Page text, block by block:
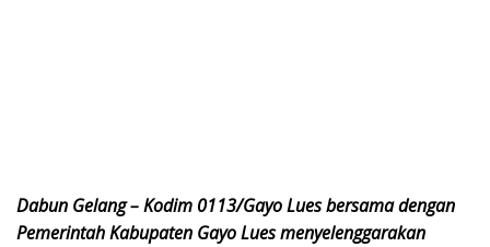
Dabun Gelang – Kodim 0113/Gayo Lues bersama dengan
Pemerintah Kabupaten Gayo Lues menyelenggarakan